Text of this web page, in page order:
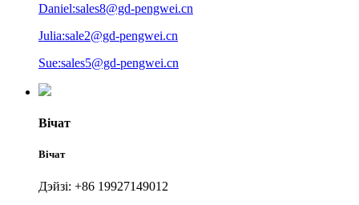
Daniel:sales8@gd-pengwei.cn
Julia:sale2@gd-pengwei.cn
Sue:sales5@gd-pengwei.cn
Вічат
Вічат
Дэйзі: +86 19927149012